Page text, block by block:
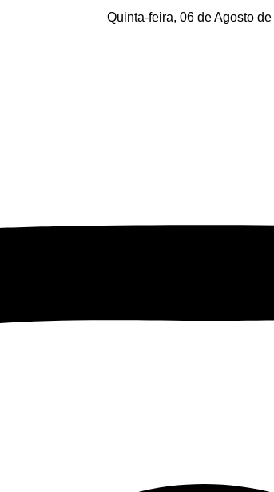
Quinta-feira, 06 de Agosto